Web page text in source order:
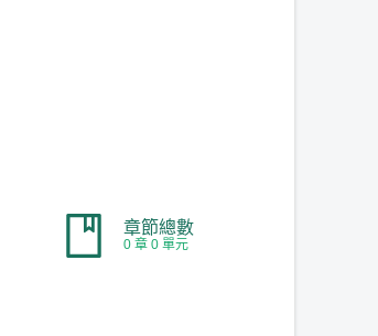
章節總數
0 章 0 單元